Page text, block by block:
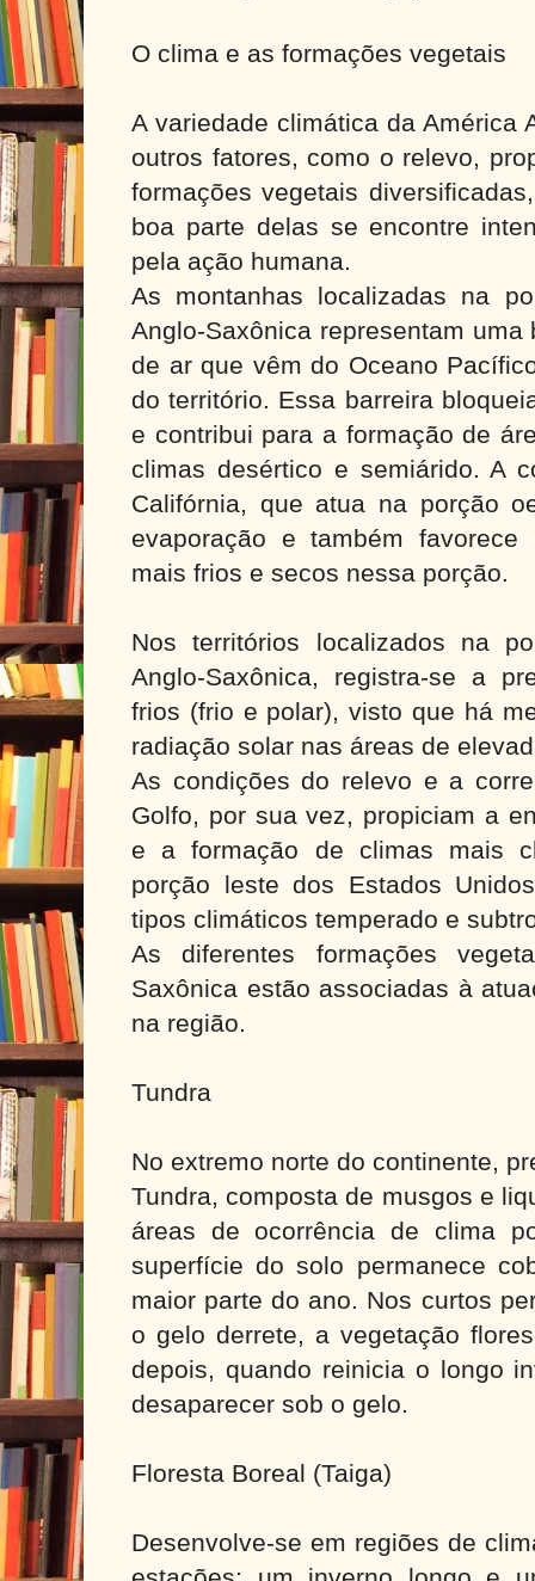
O clima e as formações vegetais
A variedade climática da América
outros fatores, como o relevo,
formações vegetais
boa parte delas se encontre
pela ação humana.
As montanhas localizadas na
Anglo-Saxônica representam
de ar que vêm do Oceano
do território. Essa barreira
e contribui para a formação de
climas desértico e semiárido. A
Califórnia, que atua na porção
evaporação e também
mais frios e secos nessa porção.
Nos territórios localizados na
Anglo-Saxônica, registra-se a
frios (frio e polar), visto que há
radiação solar nas áreas de
As condições do relevo e a
Golfo, por sua vez, propiciam a
e a formação de climas mais
porção leste dos Estados
tipos climáticos temperado e
As diferentes formações
Saxônica estão associadas à
na região.
Tundra
No extremo norte do continente,
Tundra, composta de musgos e
áreas de ocorrência de clima
superfície do solo permanece
maior parte do ano. Nos curtos
o gelo derrete, a vegetação
depois, quando reinicia o longo
desaparecer sob o gelo.
Floresta Boreal (Taiga)
Desenvolve-se em regiões de